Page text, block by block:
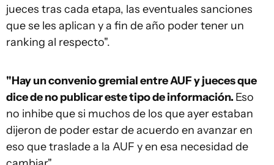
jueces tras cada etapa, las eventuales sanciones
que se les aplican y a fin de año poder tener un
ranking al respecto".
"Hay un convenio gremial entre AUF y jueces que
dice de no publicar este tipo de información. Eso
no inhibe que si muchos de los que ayer estaban
dijeron de poder estar de acuerdo en avanzar en
eso que traslade a la AUF y en esa necesidad de